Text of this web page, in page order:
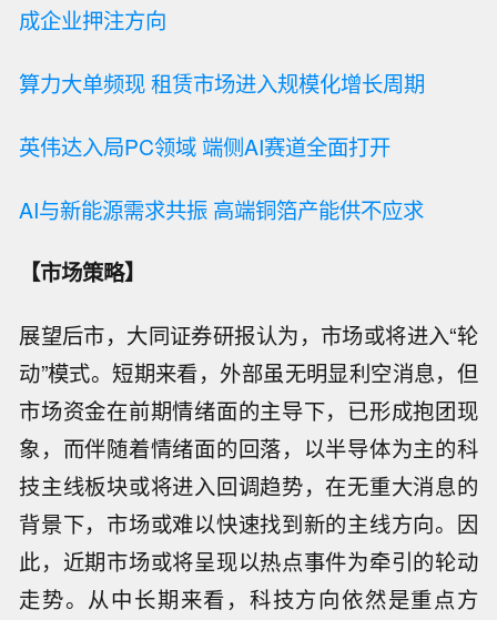
成企业押注方向
算力大单频现 租赁市场进入规模化增长周期
英伟达入局PC领域 端侧AI赛道全面打开
AI与新能源需求共振 高端铜箔产能供不应求
【市场策略】
展望后市，大同证券研报认为，市场或将进入“轮
动”模式。短期来看，外部虽无明显利空消息，但
市场资金在前期情绪面的主导下，已形成抱团现
象，而伴随着情绪面的回落，以半导体为主的科
技主线板块或将进入回调趋势，在无重大消息的
背景下，市场或难以快速找到新的主线方向。因
此，近期市场或将呈现以热点事件为牵引的轮动
走势。从中长期来看，科技方向依然是重点方